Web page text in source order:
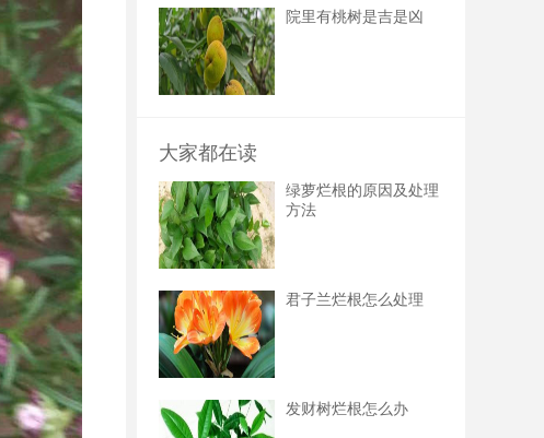
院里有桃树是吉是凶
大家都在读
绿萝烂根的原因及处理
方法
君子兰烂根怎么处理
发财树烂根怎么办